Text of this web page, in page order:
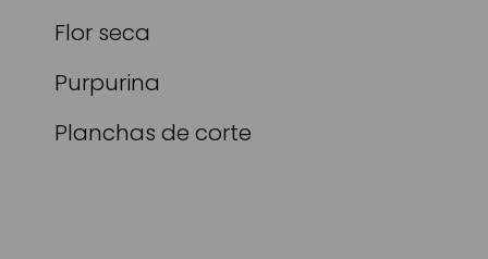
Flor seca
Purpurina
Planchas de corte